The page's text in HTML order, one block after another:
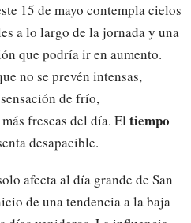
15 de mayo contempla cielos
a lo largo de la jornada y una
que podría ir en aumento.
no se prevén intensas,
de frío,
frescas del día. El tiempo
desapacible.
afecta al día grande de San
de una tendencia a la baja